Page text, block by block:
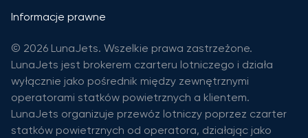
Informacje prawne
© 2026 LunaJets. Wszelkie prawa zastrzeżone.
LunaJets jest brokerem czarteru lotniczego i działa
wyłącznie jako pośrednik między zewnętrznymi
operatorami statków powietrznych a klientem.
LunaJets organizuje przewóz lotniczy poprzez czarter
statków powietrznych od operatora, działając jako